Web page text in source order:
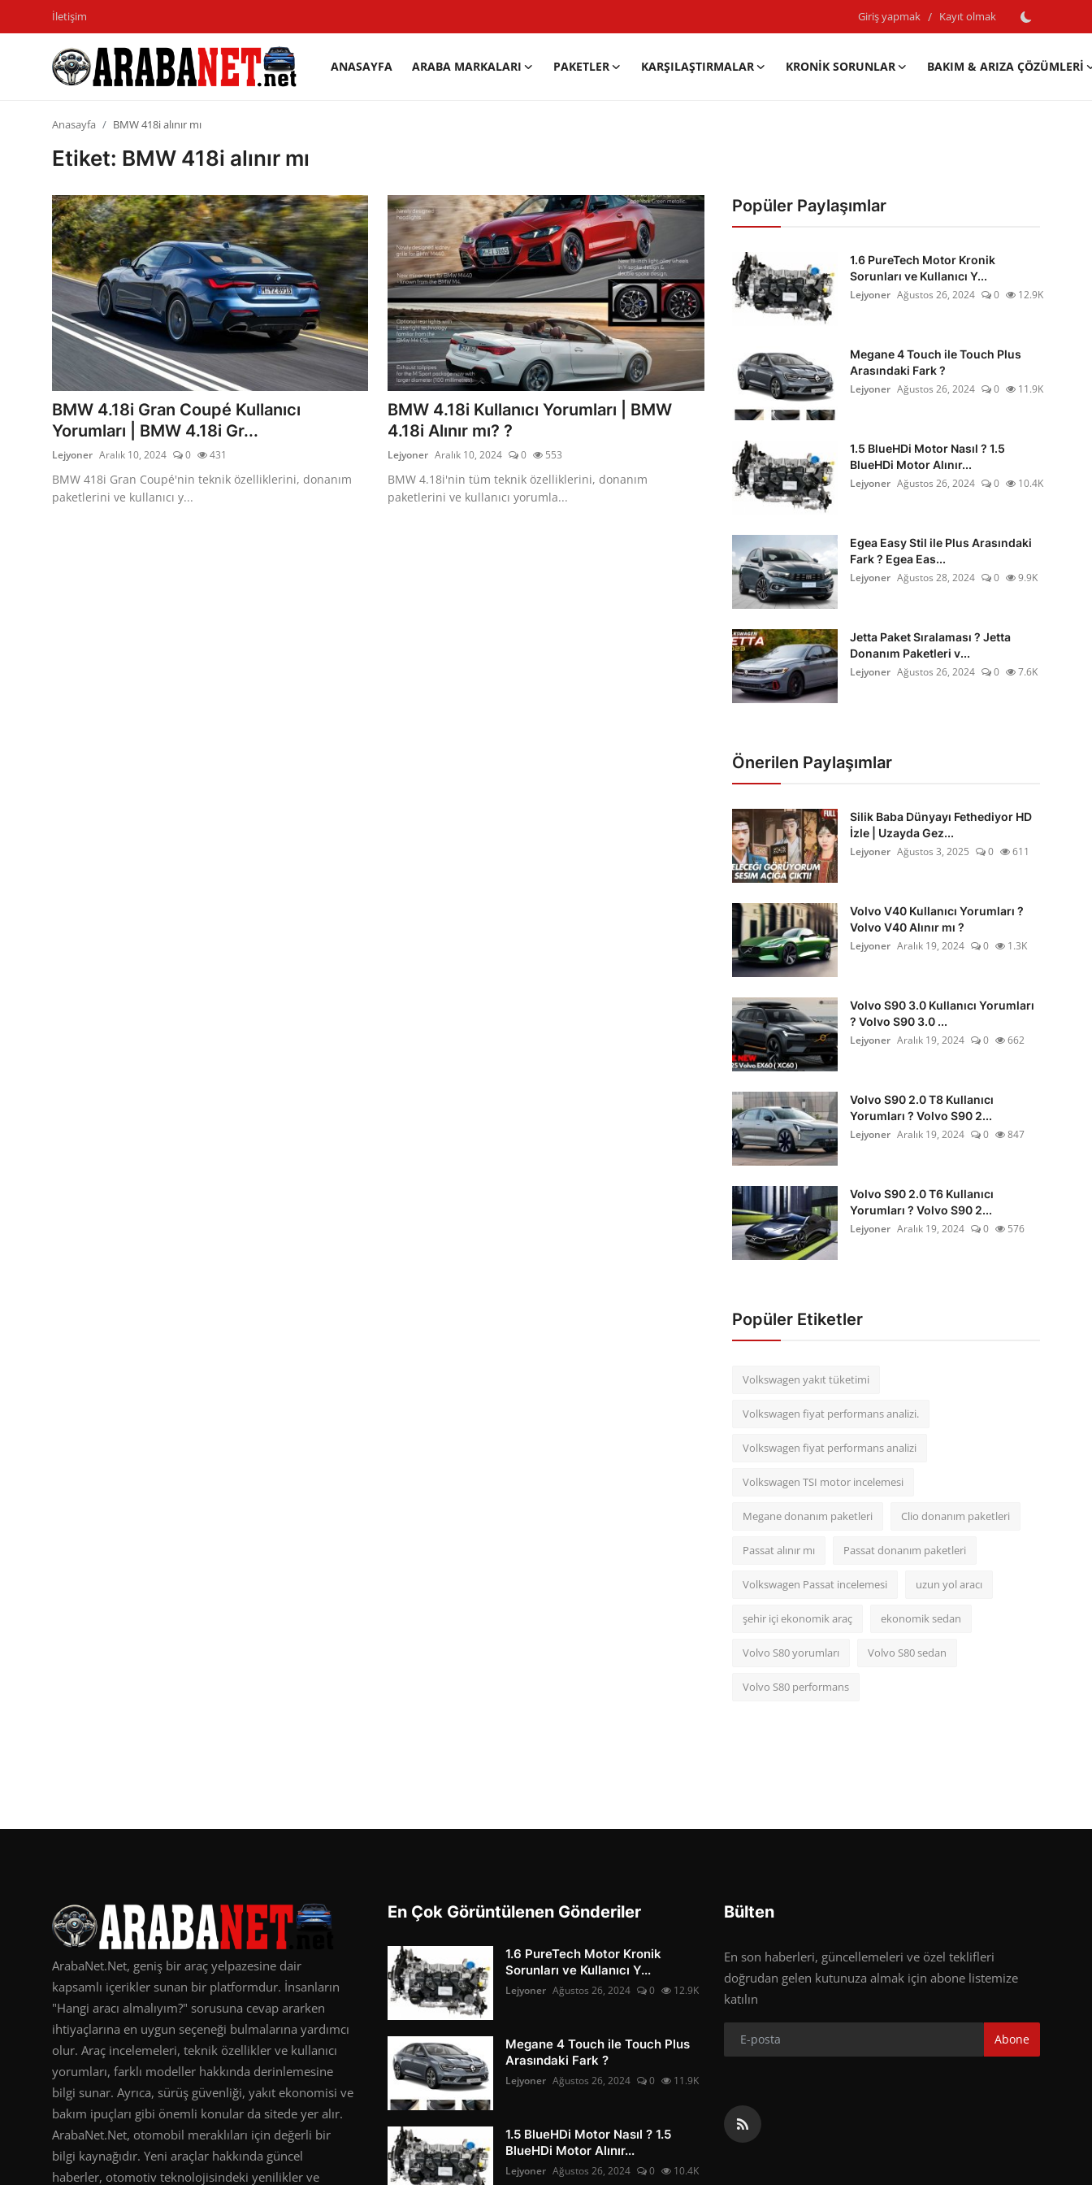
İletişim Giriş yapmak / Kayıt olmak
ANASAYFA ARABA MARKALARI PAKETLER KARŞILAŞTIRMALAR KRONIK SORUNLAR
BAKIM & ARIZA ÇÖZÜMLERI
Giriş
Kayıt
Anasayfa
Araba Markaları
Paketler
Karşılaştırmalar
Kronik Sorunlar
Bakım & Arıza Çözümleri
İkinci El & Ekspertiz
Muayene & Emisyon
Trafik Cezaları & Mevzuat
Anasayfa BMW 418i alınır mı
Etiket: BMW 418i alınır mı
BMW 4.18i Gran Coupé Kullanıcı
Yorumları | BMW 4.18i Gr...
Lejyoner Aralık 10, 2024 0 431
BMW 418i Gran Coupé'nin teknik özelliklerini, donanım
paketlerini ve kullanıcı y...
BMW 4.18i Kullanıcı Yorumları | BMW
4.18i Alınır mı? ?
Lejyoner Aralık 10, 2024 0 553
BMW 4.18i'nin tüm teknik özelliklerini, donanım
paketlerini ve kullanıcı yorumla...
Popüler Paylaşımlar
1.6 PureTech Motor Kronik
Sorunları ve Kullanıcı Y...
Lejyoner Ağustos 26, 2024 0 12.9K
Megane 4 Touch ile Touch Plus
Arasındaki Fark ?
Lejyoner Ağustos 26, 2024 0 11.9K
1.5 BlueHDi Motor Nasıl ? 1.5
BlueHDi Motor Alınır...
Lejyoner Ağustos 26, 2024 0 10.4K
Egea Easy Stil ile Plus Arasındaki
Fark ? Egea Eas...
Lejyoner Ağustos 28, 2024 0 9.9K
Jetta Paket Sıralaması ? Jetta
Donanım Paketleri v...
Lejyoner Ağustos 26, 2024 0 7.6K
Önerilen Paylaşımlar
Silik Baba Dünyayı Fethediyor HD
İzle | Uzayda Gez...
Lejyoner Ağustos 3, 2025 0 611
Volvo V40 Kullanıcı Yorumları ?
Volvo V40 Alınır mı ?
Lejyoner Aralık 19, 2024 0 1.3K
Volvo S90 3.0 Kullanıcı Yorumları
? Volvo S90 3.0 ...
Lejyoner Aralık 19, 2024 0 662
Volvo S90 2.0 T8 Kullanıcı
Yorumları ? Volvo S90 2...
Lejyoner Aralık 19, 2024 0 847
Volvo S90 2.0 T6 Kullanıcı
Yorumları ? Volvo S90 2...
Lejyoner Aralık 19, 2024 0 576
Popüler Etiketler
Volkswagen yakıt tüketimi
Volkswagen fiyat performans analizi.
Volkswagen fiyat performans analizi
Volkswagen TSI motor incelemesi
Megane donanım paketleri Clio donanım paketleri
Passat alınır mı Passat donanım paketleri
Volkswagen Passat incelemesi uzun yol aracı
şehir içi ekonomik araç ekonomik sedan
Volvo S80 yorumları Volvo S80 sedan
Volvo S80 performans
ArabaNet.Net, geniş bir araç yelpazesine dair
kapsamlı içerikler sunan bir platformdur. İnsanların
"Hangi aracı almalıyım?" sorusuna cevap ararken
ihtiyaçlarına en uygun seçeneği bulmalarına yardımcı
olur. Araç incelemeleri, teknik özellikler ve kullanıcı
yorumları, farklı modeller hakkında derinlemesine
bilgi sunar. Ayrıca, sürüş güvenliği, yakıt ekonomisi ve
bakım ipuçları gibi önemli konular da sitede yer alır.
ArabaNet.Net, otomobil meraklıları için değerli bir
bilgi kaynağıdır. Yeni araçlar hakkında güncel
haberler, otomotiv teknolojisindeki yenilikler ve
En Çok Görüntülenen Gönderiler
1.6 PureTech Motor Kronik
Sorunları ve Kullanıcı Y...
Lejyoner Ağustos 26, 2024 0 12.9K
Megane 4 Touch ile Touch Plus
Arasındaki Fark ?
Lejyoner Ağustos 26, 2024 0 11.9K
1.5 BlueHDi Motor Nasıl ? 1.5
BlueHDi Motor Alınır...
Lejyoner Ağustos 26, 2024 0 10.4K
Bülten
En son haberleri, güncellemeleri ve özel teklifleri
doğrudan gelen kutunuza almak için abone listemize
katılın
Abone